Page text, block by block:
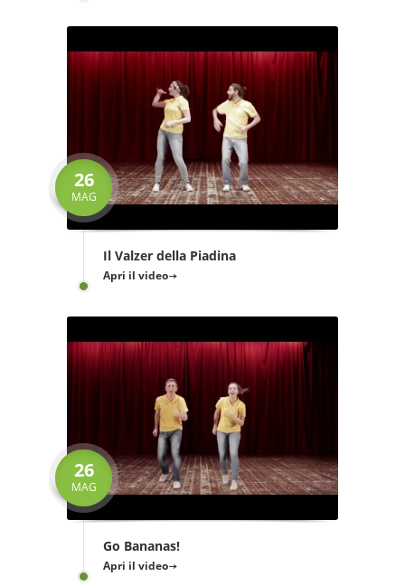
26
MAG
Il Valzer della Piadina
Apri il video
26
MAG
Go Bananas!
Apri il video